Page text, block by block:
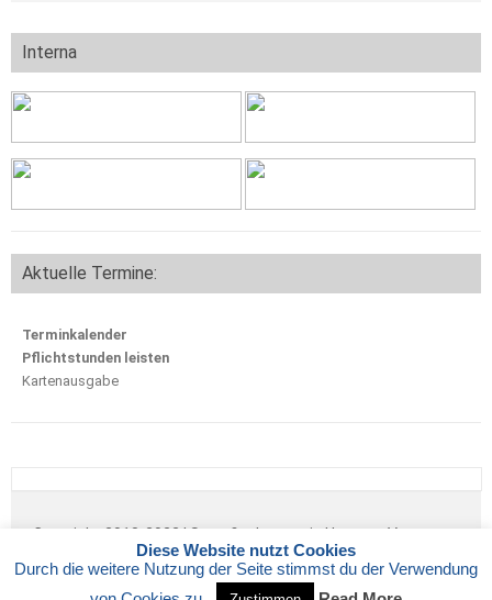
Interna
Aktuelle Termine:
Terminkalender
Pflichtstunden leisten
Kartenausgabe
Copyright 2018-2022 | Sportfischerverein Hamm e.V.
IMPRESSUM | DATENSCHUTZ
Diese Website nutzt Cookies
Durch die weitere Nutzung der Seite stimmst du der Verwendung